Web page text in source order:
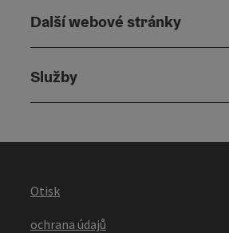
Další webové stránky
Služby
Otisk
ochrana údajů